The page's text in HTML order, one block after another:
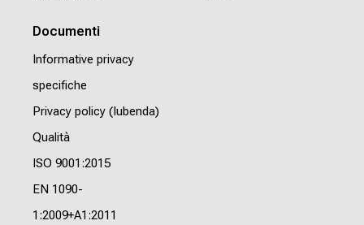
Documenti
Informative privacy
specifiche
Privacy policy (Iubenda)
Qualità
ISO 9001:2015
EN 1090-
1:2009+A1:2011